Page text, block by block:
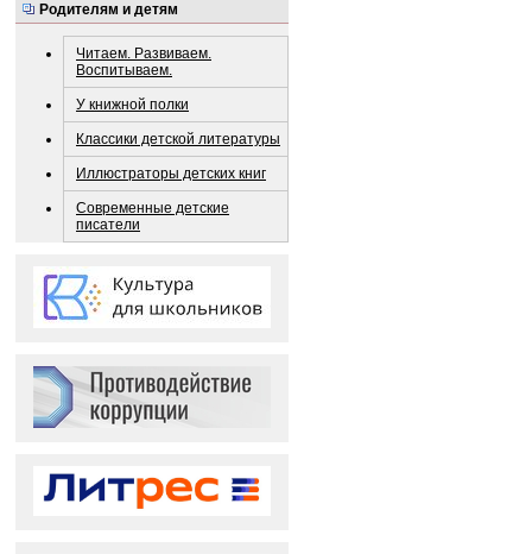
Родителям и детям
Читаем. Развиваем.
Воспитываем.
У книжной полки
Классики детской литературы
Иллюстраторы детских книг
Современные детские
писатели